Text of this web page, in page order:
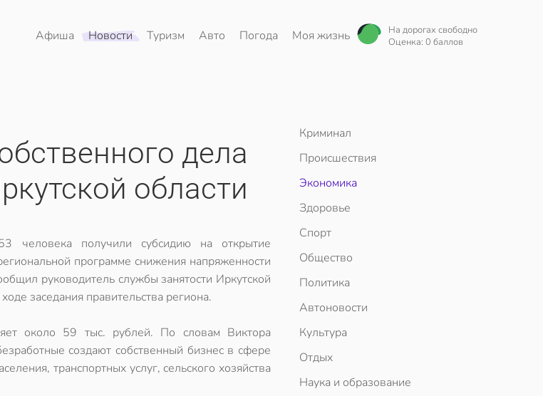
Афиша Новости Туризм Авто Погода Моя жизнь
На дорогах свободно
Оценка: 0 баллов
дела
области
человека получили субсидию на открытие
программе снижения напряженности
руководитель службы занятости Иркутской
заседания правительства региона.
около 59 тыс. рублей. По словам Виктора
создают собственный бизнес в сфере
транспортных услуг, сельского хозяйства
Криминал
Происшествия
Экономика
Здоровье
Спорт
Общество
Политика
Автоновости
Культура
Отдых
Наука и образование